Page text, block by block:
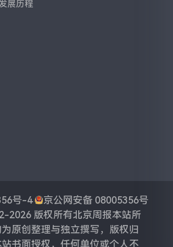
展历程
号-4
京公网安备 08005356号
2026 版权所有北京周报本站所
原创整理与独立撰写，版权归
书面授权，任何单位或个人不